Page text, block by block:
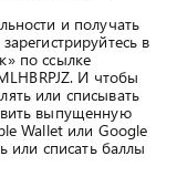
и получать
в
по ссылке
. И чтобы
или списывать
выпущенную
Wallet или Google
или списать баллы